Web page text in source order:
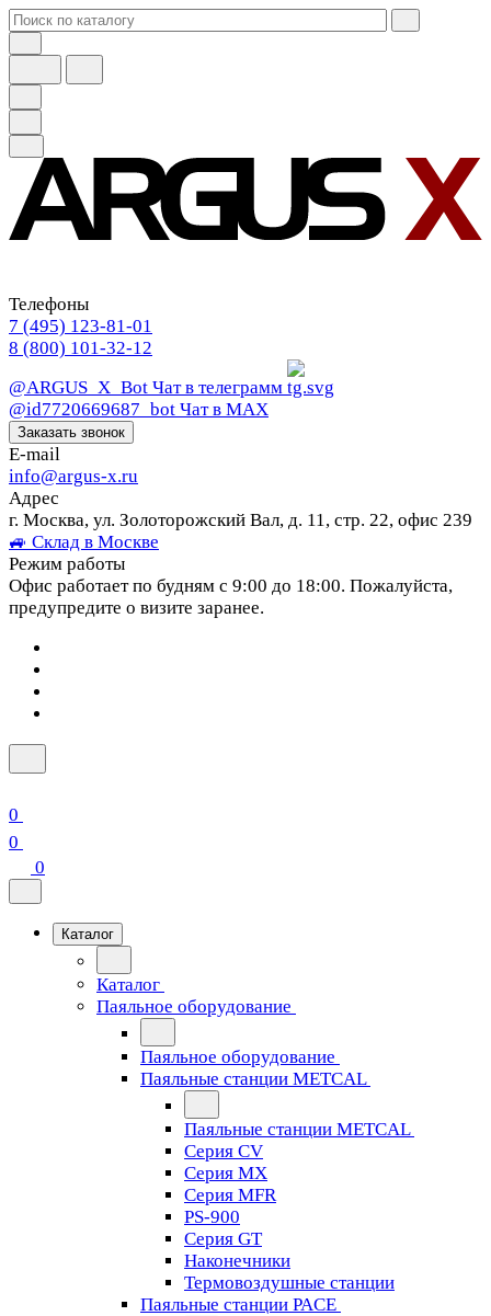
Телефоны
7 (495) 123-81-01
8 (800) 101-32-12
@ARGUS_X_Bot Чат в телеграмм
@id7720669687_bot Чат в МАХ
Заказать звонок
E-mail
info@argus-x.ru
Адрес
г. Москва, ул. Золоторожский Вал, д. 11, стр. 22, офис 239
🚙 Склад в Москве
Режим работы
Офис работает по будням с 9:00 до 18:00. Пожалуйста,
предупредите о визите заранее.
0
0
0
Каталог
Каталог
Паяльное оборудование
Паяльное оборудование
Паяльные станции METCAL
Паяльные станции METCAL
Серия CV
Серия MX
Серия MFR
PS-900
Серия GT
Наконечники
Термовоздушные станции
Паяльные станции PACE